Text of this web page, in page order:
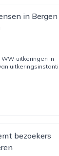
in Bergen
uitkeringen in
bezoekers